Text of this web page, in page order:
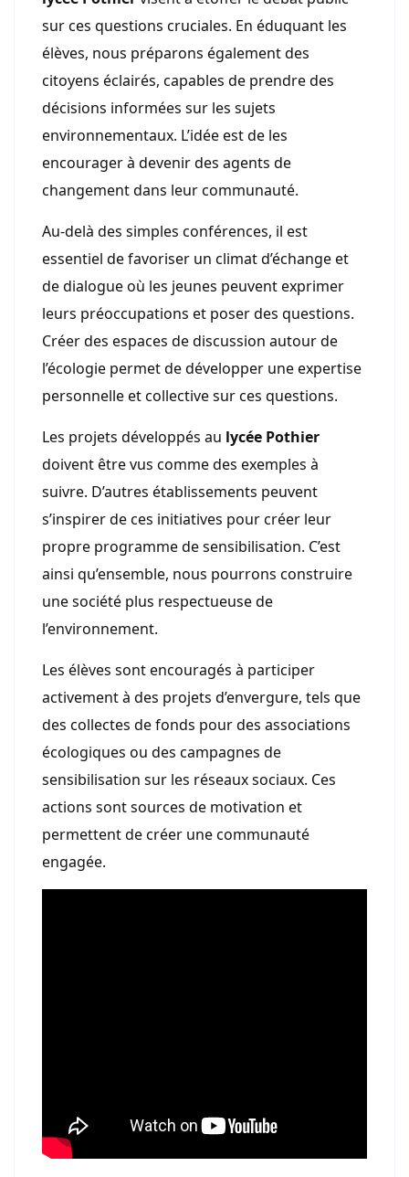
sur ces questions cruciales. En éduquant les
élèves, nous préparons également des
citoyens éclairés, capables de prendre des
décisions informées sur les sujets
environnementaux. L’idée est de les
encourager à devenir des agents de
changement dans leur communauté.
Au-delà des simples conférences, il est
essentiel de favoriser un climat d’échange et
de dialogue où les jeunes peuvent exprimer
leurs préoccupations et poser des questions.
Créer des espaces de discussion autour de
l’écologie permet de développer une expertise
personnelle et collective sur ces questions.
Les projets développés au lycée Pothier
doivent être vus comme des exemples à
suivre. D’autres établissements peuvent
s’inspirer de ces initiatives pour créer leur
propre programme de sensibilisation. C’est
ainsi qu’ensemble, nous pourrons construire
une société plus respectueuse de
l’environnement.
Les élèves sont encouragés à participer
activement à des projets d’envergure, tels que
des collectes de fonds pour des associations
écologiques ou des campagnes de
sensibilisation sur les réseaux sociaux. Ces
actions sont sources de motivation et
permettent de créer une communauté
engagée.